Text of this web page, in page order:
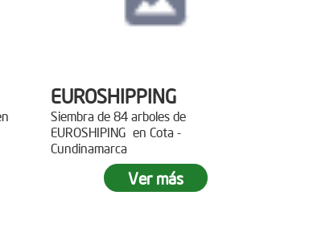
EUROSHIPPING
Siembra de 84 arboles de
EUROSHIPING en Cota -
Cundinamarca
Ver más